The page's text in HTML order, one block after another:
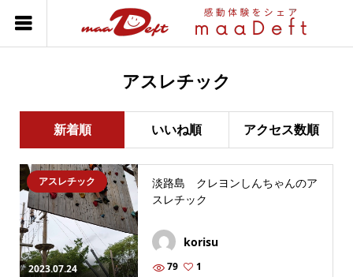
アスレチック
新着順 いいね順 アクセス数順
2023.07.24
アスレチック
淡路島 クレヨンしんちゃんのア
スレチック
korisu
79 1